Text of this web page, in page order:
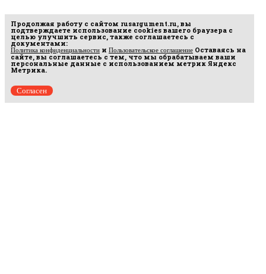
Продолжая работу с сайтом rusargument.ru, вы
подтверждаете использование cookies вашего браузера с
целью улучшить сервис, также соглашаетесь с
документами:
Политика конфиденциальности и Пользовательское соглашение Оставаясь на
сайте, вы соглашаетесь с тем, что мы обрабатываем ваши
персональные данные с использованием метрик Яндекс
Метрика.
Согласен